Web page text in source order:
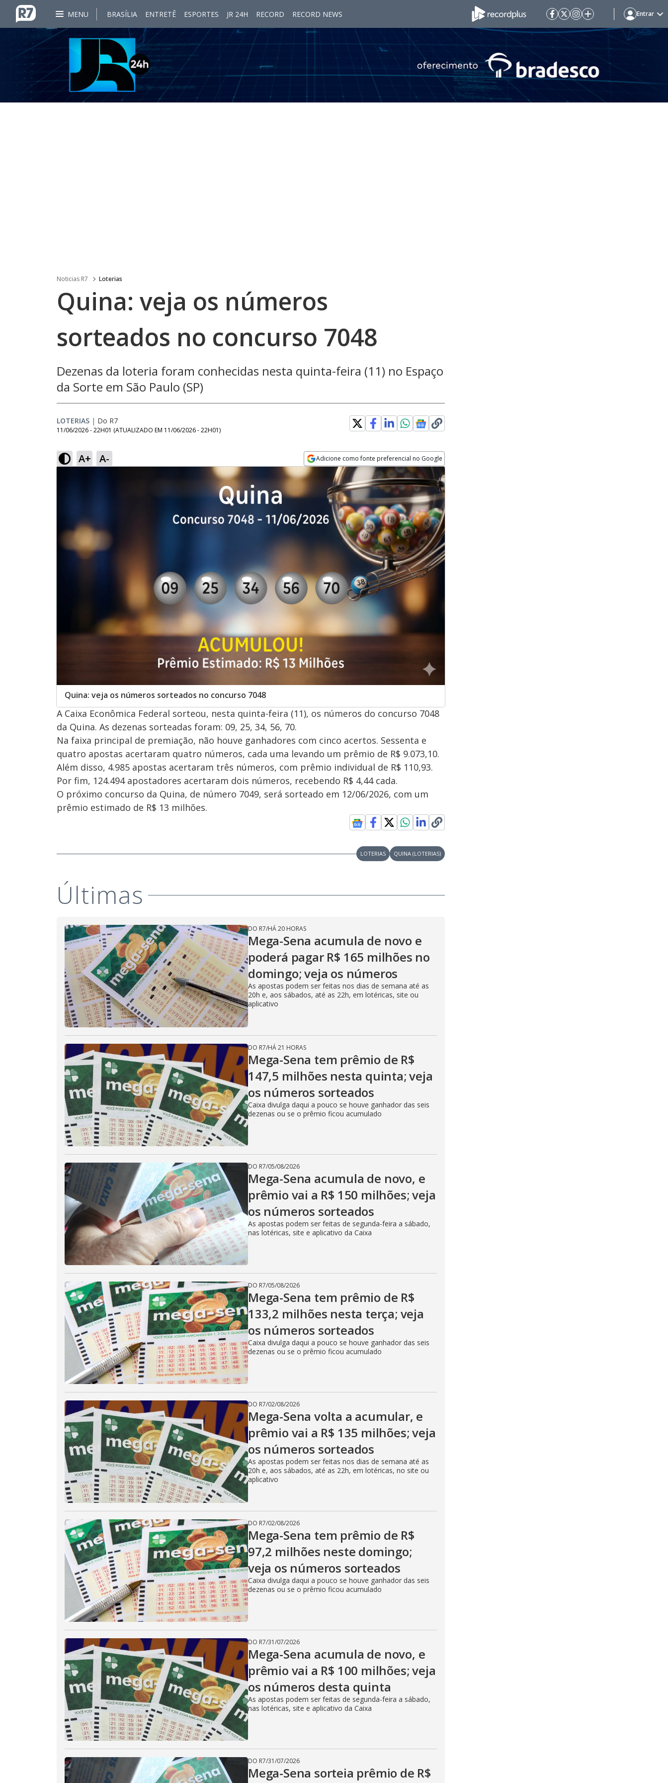
MENU BRASÍLIA ENTRETÊ ESPORTES JR 24H RECORD RECORD NEWS Entrar
Noticias R7 Loterias
Quina: veja os números
sorteados no concurso 7048
Dezenas da loteria foram conhecidas nesta quinta-feira (11) no Espaço
da Sorte em São Paulo (SP)
LOTERIAS | Do R7
11/06/2026 - 22H01 (ATUALIZADO EM 11/06/2026 - 22H01)
A+ A- Adicione como fonte preferencial no Google
Opens in new window
Quina: veja os números sorteados no concurso 7048
A Caixa Econômica Federal sorteou, nesta quinta-feira (11), os números do concurso 7048
da Quina. As dezenas sorteadas foram: 09, 25, 34, 56, 70.
Na faixa principal de premiação, não houve ganhadores com cinco acertos. Sessenta e
quatro apostas acertaram quatro números, cada uma levando um prêmio de R$ 9.073,10.
Além disso, 4.985 apostas acertaram três números, com prêmio individual de R$ 110,93.
Por fim, 124.494 apostadores acertaram dois números, recebendo R$ 4,44 cada.
O próximo concurso da Quina, de número 7049, será sorteado em 12/06/2026, com um
prêmio estimado de R$ 13 milhões.
LOTERIAS QUINA (LOTERIAS)
Últimas
DO R7/HÁ 20 HORAS
Mega-Sena acumula de novo e
poderá pagar R$ 165 milhões no
domingo; veja os números
As apostas podem ser feitas nos dias de semana até as
20h e, aos sábados, até as 22h, em lotéricas, site ou
aplicativo
DO R7/HÁ 21 HORAS
Mega-Sena tem prêmio de R$
147,5 milhões nesta quinta; veja
os números sorteados
Caixa divulga daqui a pouco se houve ganhador das seis
dezenas ou se o prêmio ficou acumulado
DO R7/05/08/2026
Mega-Sena acumula de novo, e
prêmio vai a R$ 150 milhões; veja
os números sorteados
As apostas podem ser feitas de segunda-feira a sábado,
nas lotéricas, site e aplicativo da Caixa
DO R7/05/08/2026
Mega-Sena tem prêmio de R$
133,2 milhões nesta terça; veja
os números sorteados
Caixa divulga daqui a pouco se houve ganhador das seis
dezenas ou se o prêmio ficou acumulado
DO R7/02/08/2026
Mega-Sena volta a acumular, e
prêmio vai a R$ 135 milhões; veja
os números sorteados
As apostas podem ser feitas nos dias de semana até as
20h e, aos sábados, até as 22h, em lotéricas, no site ou
aplicativo
DO R7/02/08/2026
Mega-Sena tem prêmio de R$
97,2 milhões neste domingo;
veja os números sorteados
Caixa divulga daqui a pouco se houve ganhador das seis
dezenas ou se o prêmio ficou acumulado
DO R7/31/07/2026
Mega-Sena acumula de novo, e
prêmio vai a R$ 100 milhões; veja
os números desta quinta
As apostas podem ser feitas de segunda-feira a sábado,
nas lotéricas, site e aplicativo da Caixa
DO R7/31/07/2026
Mega-Sena sorteia prêmio de R$